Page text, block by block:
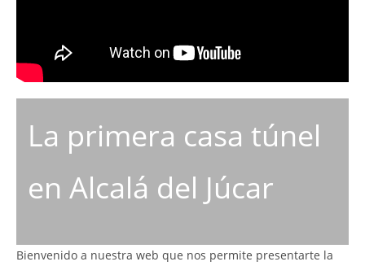
La primera casa túnel
en Alcalá del Júcar
Bienvenido a nuestra web que nos permite presentarte la